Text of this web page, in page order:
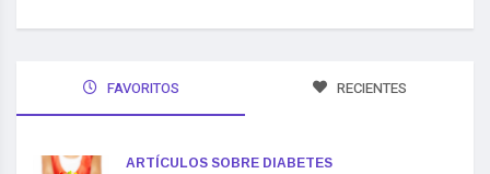
FAVORITOS RECIENTES
ARTÍCULOS SOBRE DIABETES